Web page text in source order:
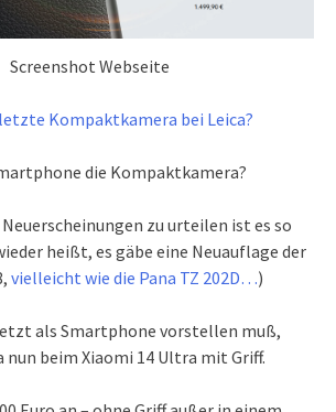
Screenshot Webseite
Kompaktkamera bei Leica?
die Kompaktkamera?
zu urteilen ist es so
heißt, es gäbe eine Neuauflage der
vielleicht wie die Pana TZ 202D…)
als Smartphone vorstellen muß,
nun beim Xiaomi 14 Ultra mit Griff.